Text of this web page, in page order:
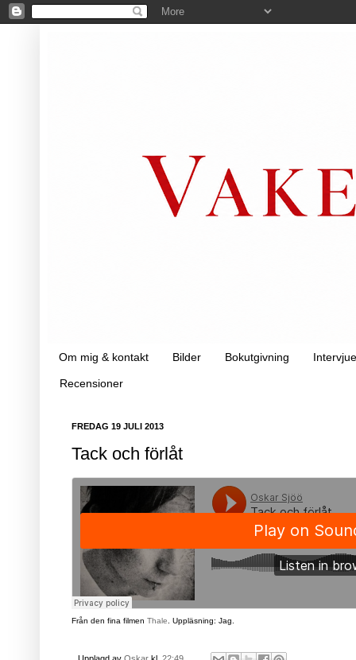
Om mig & kontakt Bilder Bokutgivning
Recensioner
FREDAG 19 JULI 2013
Tack och förlåt
Från den fina filmen Thale. Uppläsning: Jag.